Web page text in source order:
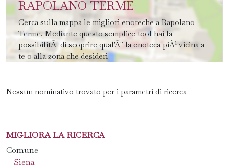
RAPOLANO TERME
Cerca sulla mappa le migliori enoteche a Rapolano
Terme. Mediante questo semplice tool hai la
possibilitÃ di scoprire qual'Ã¨ la enoteca piÃ¹ vicina a
te o alla zona che desideri
Nessun nominativo trovato per i parametri di ricerca
MIGLIORA LA RICERCA
Comune
Siena